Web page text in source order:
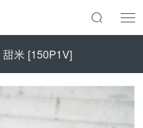
米 [150P1V]